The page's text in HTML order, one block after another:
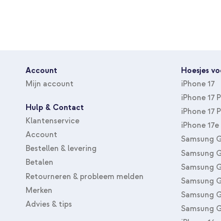
Account
Mijn account
Hulp & Contact
Klantenservice
Account
Bestellen & levering
Betalen
Retourneren & probleem melden
Merken
Advies & tips
Hoesjes
iPhone 17
iPhone 17
iPhone 17
iPhone 17e
Samsung
Samsung
Samsung
Samsung
Samsung
Samsung